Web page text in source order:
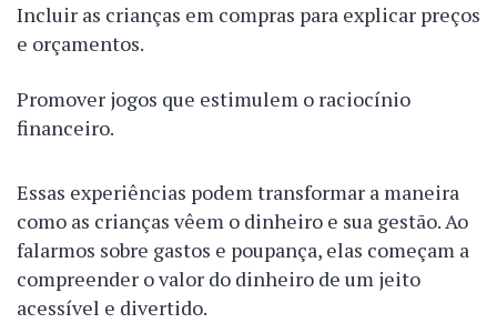
Incluir as crianças em compras para explicar preços
e orçamentos.
Promover jogos que estimulem o raciocínio
financeiro.
Essas experiências podem transformar a maneira
como as crianças vêem o dinheiro e sua gestão. Ao
falarmos sobre gastos e poupança, elas começam a
compreender o valor do dinheiro de um jeito
acessível e divertido.